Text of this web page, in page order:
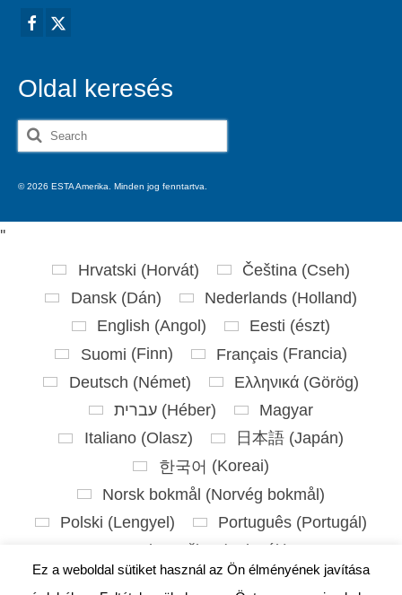
Oldal keresés
Search
for:
© 2026 ESTA Amerika. Minden jog fenntartva.
Ez a weboldal sütiket használ az Ön élményének javítása
''
Hrvatski (Horvát) Čeština (Cseh)
Dansk(Dán) Nederlands(Holland)
English (Angol ) Eesti (észt)
Suomi (Finn) Français(Francia)
Deutsch (Német) Ελληνικά(Görög)
עברית (Héber)
Magyar
Italiano(Olasz) 日本語(Japán)
한국어 (Koreai)
Norsk bokmål (Norvég bokmål)
Polski (Lengyel ) Português (Portugál)
Slovenčina
( Szlovák)
Slovenščina(Szlovén) Español(Spanyol